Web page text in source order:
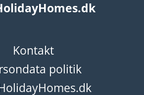
Kontakt
politik